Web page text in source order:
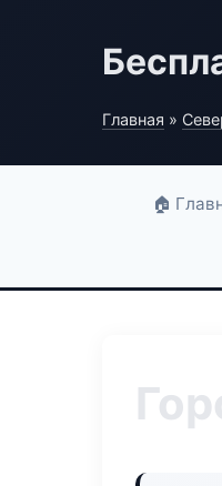
Главная »
🏠